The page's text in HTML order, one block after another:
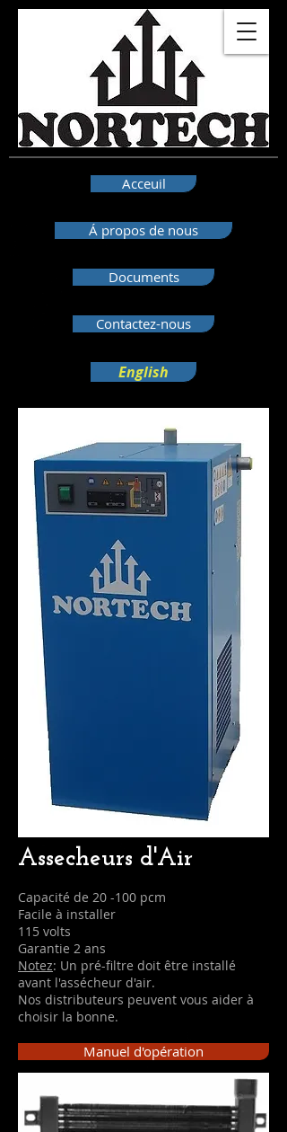
Acceuil
Á propos de nous
Documents
Contactez-nous
English
Assecheurs d'Air
Capacité de 20 -100 pcm
Facile à installer
115 volts
Garantie 2 ans
Notez: Un pré-filtre doit être installé
avant l'assécheur d'air.
Nos distributeurs peuvent vous aider à
choisir la bonne.
Manuel d'opération